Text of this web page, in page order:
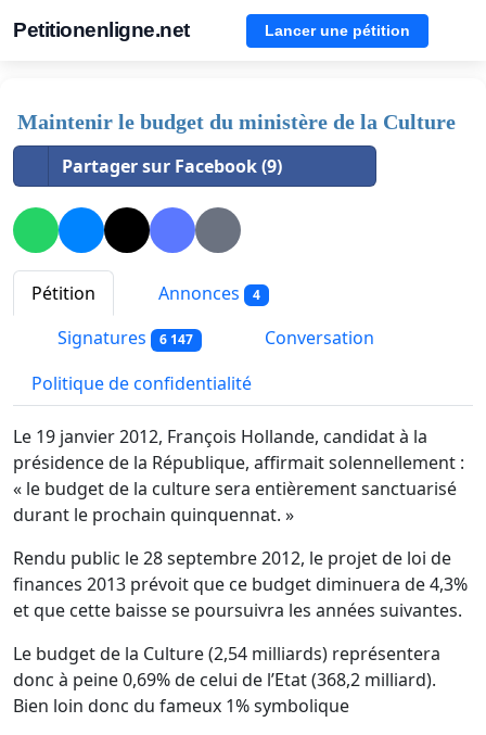
Petitionenligne.net Lancer une pétition
Maintenir le budget du ministère de la Culture
Partager sur Facebook (9)
Pétition Annonces 4
Signatures 6 147
Conversation
Politique de confidentialité
Le 19 janvier 2012, François Hollande, candidat à la
présidence de la République, affirmait solennellement :
« le budget de la culture sera entièrement sanctuarisé
durant le prochain quinquennat. »
Rendu public le 28 septembre 2012, le projet de loi de
finances 2013 prévoit que ce budget diminuera de 4,3%
et que cette baisse se poursuivra les années suivantes.
Le budget de la Culture (2,54 milliards) représentera
donc à peine 0,69% de celui de l’Etat (368,2 milliard).
Bien loin donc du fameux 1% symbolique